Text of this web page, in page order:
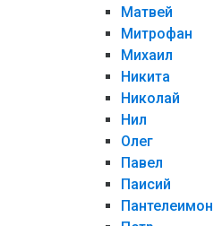
Матвей
Митрофан
Михаил
Никита
Николай
Нил
Олег
Павел
Паисий
Пантелеимон